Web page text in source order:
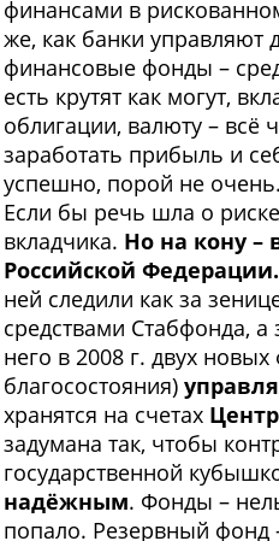
финансами в
же, как банки управляют
финансовые фонды –
есть крутят как могут,
облигации, валюту – всё
заработать прибыль и
успешно, порой не очень.
Если бы речь шла о
вкладчика. Но на кону –
Российской Федерации.
ней следили как за
средствами Стабфонда, а
него в 2008 г. двух
благосостояния)
хранятся на счетах
задумана так, чтобы
государственной
надёжным. Фонды –
попало. Резервный фонд